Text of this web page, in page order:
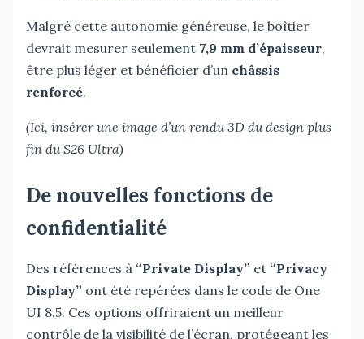
Malgré cette autonomie généreuse, le boîtier
devrait mesurer seulement 7,9 mm d’épaisseur,
être plus léger et bénéficier d’un châssis
renforcé.
(Ici, insérer une image d’un rendu 3D du design plus
fin du S26 Ultra)
De nouvelles fonctions de
confidentialité
Des références à “Private Display” et “Privacy
Display” ont été repérées dans le code de One
UI 8.5. Ces options offriraient un meilleur
contrôle de la visibilité de l’écran, protégeant les